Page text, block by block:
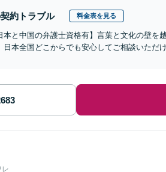
約トラブル 料金表を見る
本と中国の弁護士資格有】言葉と文化の壁
日本全国どこからでも安心してご相談いただ